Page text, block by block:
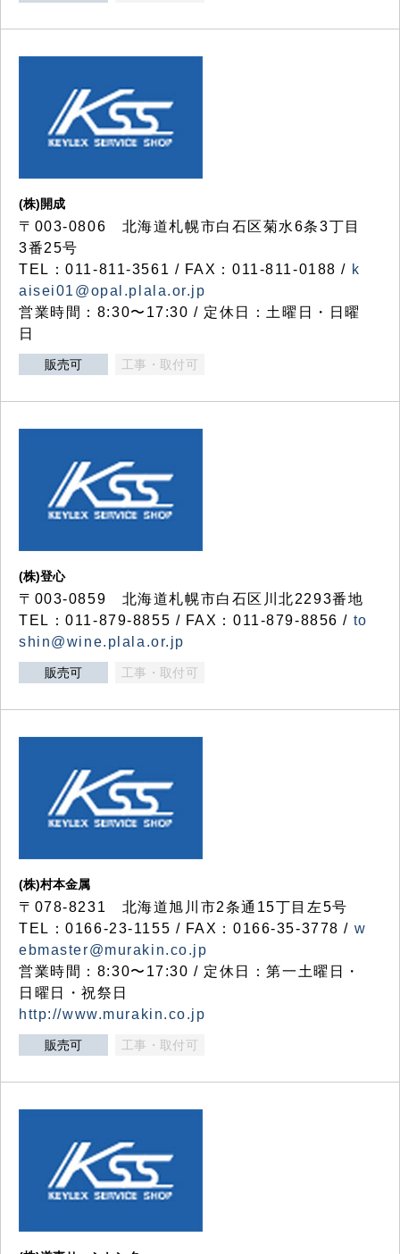
(株)開成
〒003-0806 北海道札幌市白石区菊水6条3丁目
3番25号
TEL：011-811-3561 / FAX：011-811-0188 / k
aisei01@opal.plala.or.jp
営業時間：8:30〜17:30 / 定休日：土曜日・日曜
日
販売可 工事・取付可
(株)登心
〒003-0859 北海道札幌市白石区川北2293番地
TEL：011-879-8855 / FAX：011-879-8856 / to
shin@wine.plala.or.jp
販売可 工事・取付可
(株)村本金属
〒078-8231 北海道旭川市2条通15丁目左5号
TEL：0166-23-1155 / FAX：0166-35-3778 / w
ebmaster@murakin.co.jp
営業時間：8:30〜17:30 / 定休日：第一土曜日・
日曜日・祝祭日
http://www.murakin.co.jp
販売可 工事・取付可